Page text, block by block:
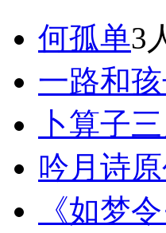
何孤单3
一路和
卜算子
吟月诗
《如梦令